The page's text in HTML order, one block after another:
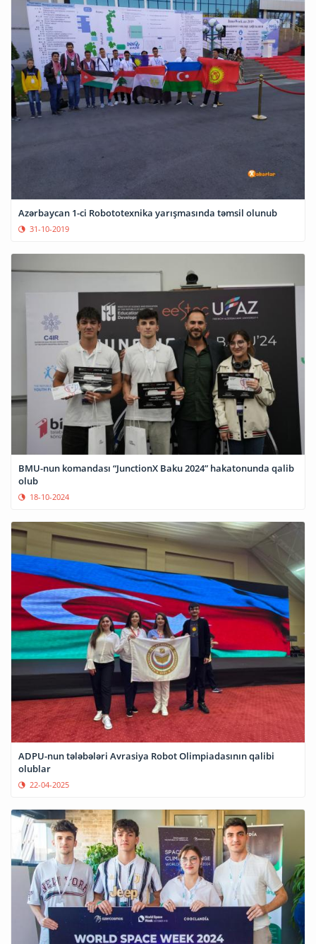
Azərbaycan 1-ci Robototexnika yarışmasında təmsil olunub
31-10-2019
BMU-nun komandası “JunctionX Baku 2024” hakatonunda qalib
olub
18-10-2024
ADPU-nun tələbələri Avrasiya Robot Olimpiadasının qalibi
olublar
22-04-2025